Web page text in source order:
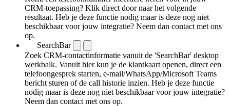
CRM-toepassing? Klik direct door naar het volgende
resultaat. Heb je deze functie nodig maar is deze nog niet
beschikbaar voor jouw integratie? Neem dan contact met ons
op.
SearchBar
Zoek CRM-contactinformatie vanuit de 'SearchBar' desktop
werkbalk. Vanuit hier kun je de klantkaart openen, direct een
telefoongesprek starten, e-mail/WhatsApp/Microsoft Teams
bericht sturen of de call historie inzien. Heb je deze functie
nodig maar is deze nog niet beschikbaar voor jouw integratie?
Neem dan contact met ons op.